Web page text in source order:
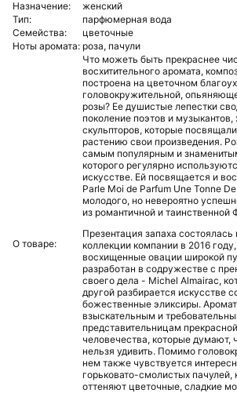
Назначение:
женский
Тип:
парфюмерная вода
Семейства:
цветочные
Ноты аромата: роза, пачули
О товаре:
Что можеть быть прекраснее
восхитительного аромата,
построена на цветочном
головокружительной,
розы? Ее душистые лепестки
поколение поэтов и музыкантов,
скульпторов, которые
растению свои произведения.
самым популярным и
которого регулярно
искусстве. Ей посвящается и
Parle Moi de Parfum Une Tonne
молодого, но невероятно
из романтичной и таинственной
Презентация запаха
коллекции компании в 2016
восхищенные овации широкой
разработан в содружестве с
своего дела - Michel Almairac,
другой разбирается искусстве
божественные эликсиры.
взыскательным и
представительницам
человечества, которые думают,
нельзя удивить. Помимо
нем также чувствуется
горьковато-смолистых пачулей,
оттеняют цветочные, сладкие